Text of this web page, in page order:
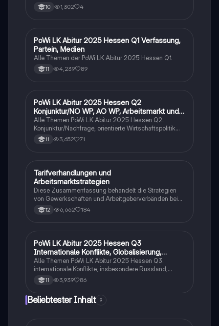
10 1,302 4
Wirtschaft und Recht
PoWi LK Abitur 2025 Hessen Q1 Verfassung,
Partein, Medien
Alle Themen der PoWi LK Abitur 2025 Hessen Q1.
11 4,239 89
Wirtschaft und Recht
PoWi LK Abitur 2025 Hessen Q2
Konjunktur/NO WP, AO WP, Arbeitsmarkt und
Traifpolitik
Alle Themen PoWi LK Abitur 2025 Hessen Q2.
Konjunktur/Nachfrage, orientierte Wirtschaftspolitik
von Keynes. Angebot orientierte Wirtschaftspolitik von
Milton, Friedman und nachhaltiger
11 3,652 71
Wirtschaft und Recht
Tarifverhandlungen und
Arbeitsmarktstrategien
Diese Zusammenfassung behandelt die Strategien
von Gewerkschaften und Arbeitgeberverbänden bei
Tarifverhandlungen sowie die Auswirkungen auf den
Arbeitsmarkt. Wichtige Themen sind Tarifautonomie,
Arbeitgeberverbänden. Ideal für das PoWi-Abitur zur
Vertiefung der Kenntnisse in Arbeitsmarkt- und
Tarifpolitik.
12 6,662 184
Wirtschaft und Recht
PoWi LK Abitur 2025 Hessen Q3
Internationale Konflikte, Globalisierung,
Weltumweltpolitik
Alle Themen PoWi LK Abitur 2025 Hessen Q3.
internationale Konflikte, insbesondere Russland,
Ukraine, Konflikt und Deutsche Außen- und
Sicherheitspolitik. Globalisierung Vor- und Nachteile.
11 3,939 86
Beliebtester Inhalt 9